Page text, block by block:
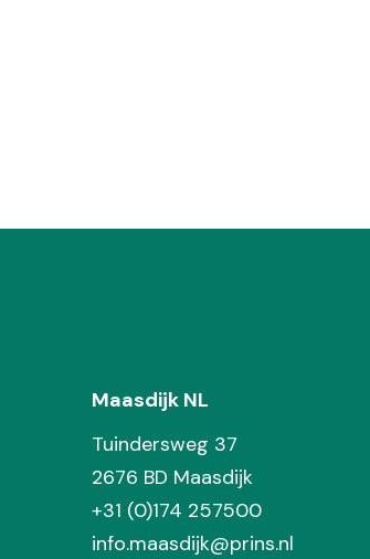
Maasdijk NL
Tuindersweg 37
2676 BD Maasdijk
+31 (0)174 257500
info.maasdijk@prins.nl